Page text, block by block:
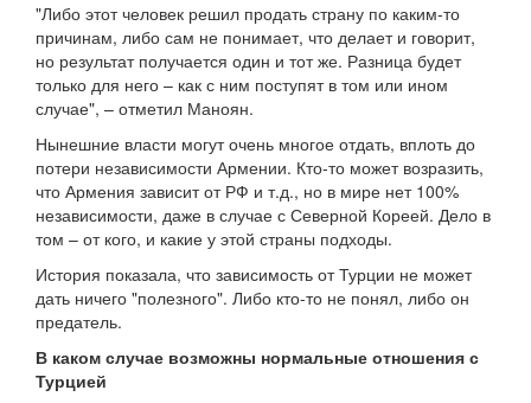
"Либо этот человек решил продать страну по каким-то
причинам, либо сам не понимает, что делает и говорит,
но результат получается один и тот же. Разница будет
только для него – как с ним поступят в том или ином
случае", – отметил Маноян.
Нынешние власти могут очень многое отдать, вплоть до
потери независимости Армении. Кто-то может возразить,
что Армения зависит от РФ и т.д., но в мире нет 100%
независимости, даже в случае с Северной Кореей. Дело в
том – от кого, и какие у этой страны подходы.
История показала, что зависимость от Турции не может
дать ничего "полезного". Либо кто-то не понял, либо он
предатель.
В каком случае возможны нормальные отношения с
Турцией